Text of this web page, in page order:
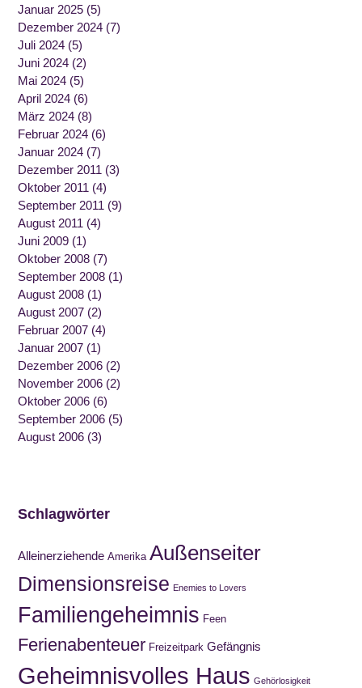
Januar 2025 (5)
Dezember 2024 (7)
Juli 2024 (5)
Juni 2024 (2)
Mai 2024 (5)
April 2024 (6)
März 2024 (8)
Februar 2024 (6)
Januar 2024 (7)
Dezember 2011 (3)
Oktober 2011 (4)
September 2011 (9)
August 2011 (4)
Juni 2009 (1)
Oktober 2008 (7)
September 2008 (1)
August 2008 (1)
August 2007 (2)
Februar 2007 (4)
Januar 2007 (1)
Dezember 2006 (2)
November 2006 (2)
Oktober 2006 (6)
September 2006 (5)
August 2006 (3)
Schlagwörter
Alleinerziehende Amerika Außenseiter
Dimensionsreise Enemies to Lovers
Familiengeheimnis Feen
Ferienabenteuer Freizeitpark Gefängnis
Geheimnisvolles Haus Gehörlosigkeit